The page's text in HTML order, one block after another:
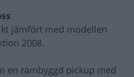
jämfört med modellen
2008.
en rambyggd pickup med